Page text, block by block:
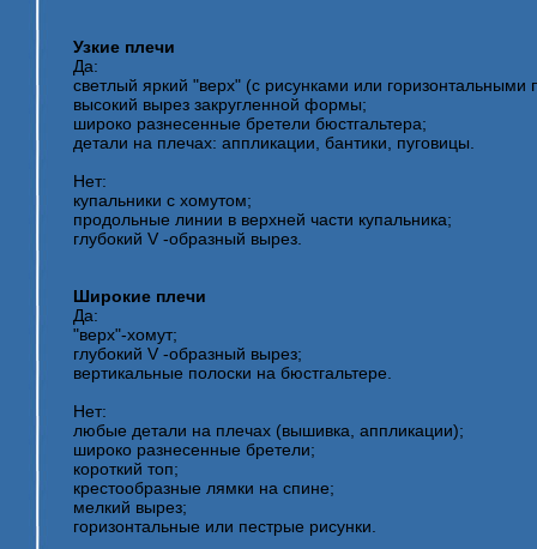
Узкие плечи
Да:
светлый яркий "верх" (с рисунками или
высокий вырез закругленной формы;
широко разнесенные бретели бюстгальтера;
детали на плечах: аппликации, бантики, пуговицы.
Нет:
купальники с хомутом;
продольные линии в верхней части купальника;
глубокий V -образный вырез.
Широкие плечи
Да:
"верх"-хомут;
глубокий V -образный вырез;
вертикальные полоски на бюстгальтере.
Нет:
любые детали на плечах (вышивка, аппликации);
широко разнесенные бретели;
короткий топ;
крестообразные лямки на спине;
мелкий вырез;
горизонтальные или пестрые рисунки.